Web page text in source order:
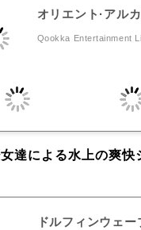
オリエント·アル
Qookka Entertainment
達による水上の爽快
ドルフィンウェー